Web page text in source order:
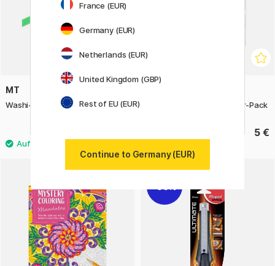
MT
Washi-tape Green Mini-Karten Kaninchen 5er-Pack
5 €
France (EUR)
Germany (EUR)
Netherlands (EUR)
United Kingdom (GBP)
Rest of EU (EUR)
Continue to Germany (EUR)